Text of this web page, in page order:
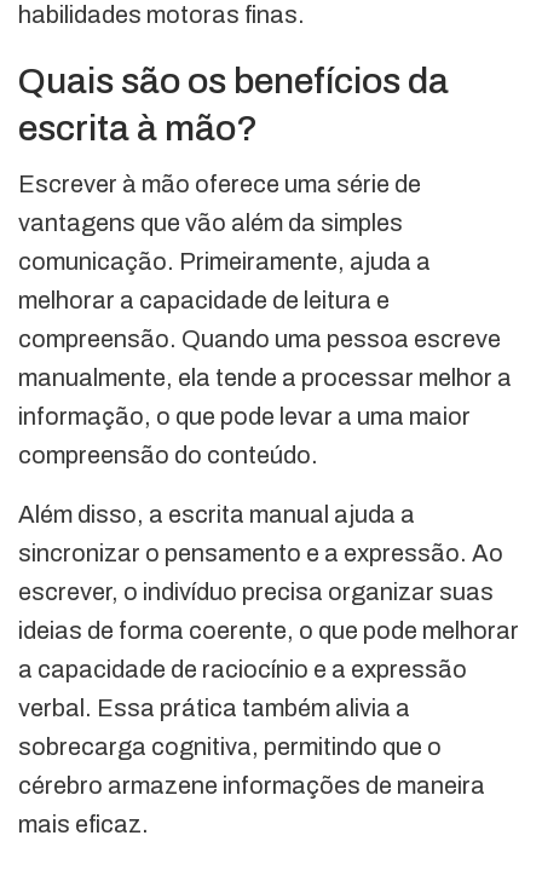
habilidades motoras finas.
Quais são os benefícios da
escrita à mão?
Escrever à mão oferece uma série de
vantagens que vão além da simples
comunicação. Primeiramente, ajuda a
melhorar a capacidade de leitura e
compreensão. Quando uma pessoa escreve
manualmente, ela tende a processar melhor a
informação, o que pode levar a uma maior
compreensão do conteúdo.
Além disso, a escrita manual ajuda a
sincronizar o pensamento e a expressão. Ao
escrever, o indivíduo precisa organizar suas
ideias de forma coerente, o que pode melhorar
a capacidade de raciocínio e a expressão
verbal. Essa prática também alivia a
sobrecarga cognitiva, permitindo que o
cérebro armazene informações de maneira
mais eficaz.